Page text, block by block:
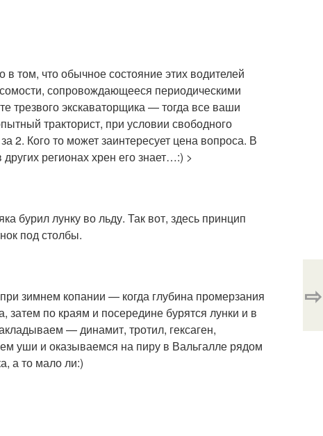
что обычное состояние этих водителей
сопровождающееся периодическими
трезвого экскаваторщика — тогда все ваши
тракторист, при условии свободного
2. Кого то может заинтересует цена вопроса. В
регионах хрен его знает…:) >
бурил лунку во льду. Так вот, здесь принцип
под столбы.
зимнем копании — когда глубина промерзания
по краям и посередине бурятся лунки и в
— динамит, тротил, гексаген,
уши и оказываемся на пиру в Вальгалле рядом
а то мало ли:)
⇨